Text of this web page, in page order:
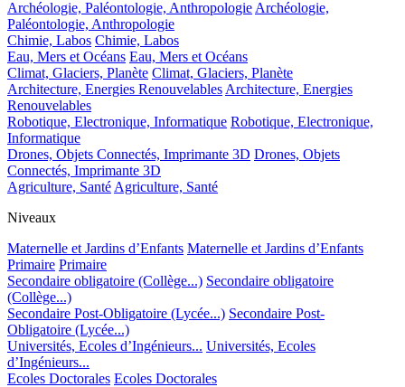
Archéologie, Paléontologie, Anthropologie Archéologie,
Paléontologie, Anthropologie
Chimie, Labos Chimie, Labos
Eau, Mers et Océans Eau, Mers et Océans
Climat, Glaciers, Planète Climat, Glaciers, Planète
Architecture, Energies Renouvelables Architecture, Energies
Renouvelables
Robotique, Electronique, Informatique Robotique, Electronique,
Informatique
Drones, Objets Connectés, Imprimante 3D Drones, Objets
Connectés, Imprimante 3D
Agriculture, Santé Agriculture, Santé
Niveaux
Maternelle et Jardins d’Enfants Maternelle et Jardins d’Enfants
Primaire Primaire
Secondaire obligatoire (Collège...) Secondaire obligatoire
(Collège...)
Secondaire Post-Obligatoire (Lycée...) Secondaire Post-
Obligatoire (Lycée...)
Universités, Ecoles d’Ingénieurs... Universités, Ecoles
d’Ingénieurs...
Ecoles Doctorales Ecoles Doctorales